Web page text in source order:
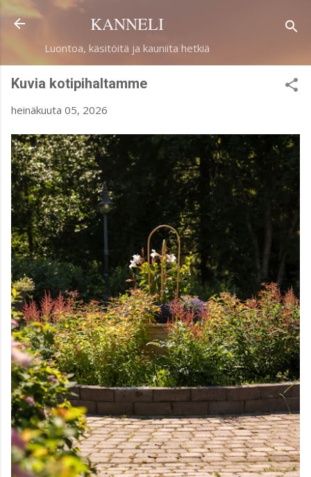
Siirry pääsisältöön
KANNELI
Luontoa, käsitöitä ja kauniita hetkiä
Kuvia kotipihaltamme
heinäkuuta 05, 2026